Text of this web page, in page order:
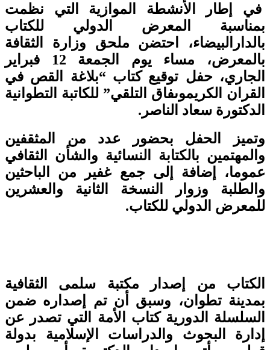
في إطار الأنشطة الموازية التي نظمت
بمناسبة المعرض الدولي للكتاب
بالدارالبيضاء، احتضن ملحق وزارة الثقافة
بالمعرض، مساء يوم الجمعة 12 فبراير
الجاري، حفل توقيع كتاب “بلاغة القص في
القران الكريموىفاق التلقي” للكاتبة التطوانية
الدكتورة سعاد الناصر.
وتميز الحفل بحضور عدد من المثقفين
والمهتمين بالكتابة النسائية والشأن الثقافي
عموما، إضافة إلى جمع غفير من الباحثين
والطلبة وزوار النسخة الثانية والعشرين
للمعرض الدولي للكتاب.
الكتاب من إصدار مكتبة سلمى الثقافية
بمدينة تطوان، وسبق أن تم إصداره ضمن
السلسلة الدورية كتاب الأمة التي تصدر عن
إدارة البحوث والدراسات الإسلامية بدولة